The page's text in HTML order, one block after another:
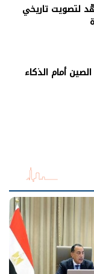
لتصويت تاريخي
أمام الذكاء